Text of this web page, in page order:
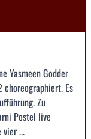
Yasmeen Godder
Es
Zu
Postel live
...